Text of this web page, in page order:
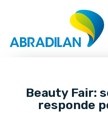
Beauty Fair:
responde